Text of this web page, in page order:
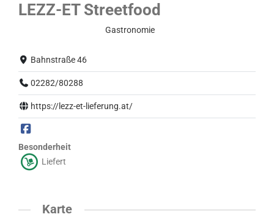
LEZZ-ET Streetfood
Gastronomie
Bahnstraße 46
02282/80288
https://lezz-et-lieferung.at/
Besonderheit
Liefert
Karte